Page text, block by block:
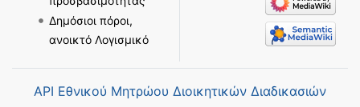
Δημόσιοι πόροι,
ανοικτό Λογισμικό
API Εθνικού Μητρώου Διοικητικών Διαδικασιών